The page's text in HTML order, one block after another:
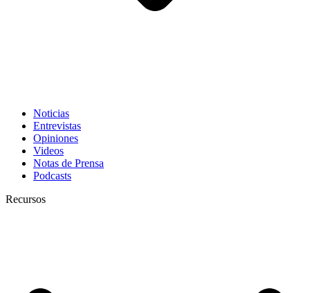
Noticias
Entrevistas
Opiniones
Videos
Notas de Prensa
Podcasts
Recursos